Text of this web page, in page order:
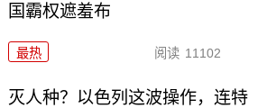
国霸权遮羞布
最热 阅读 11102
灭人种？以色列这波操作，连特